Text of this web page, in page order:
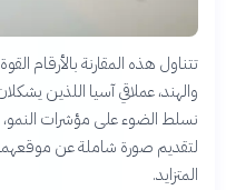
تتناول هذه المقارنة بالأرقام
والهند، عملاقي آسيا اللذين
نسلط الضوء على مؤشرات النمو،
لتقديم صورة شاملة عن
المتزايد.